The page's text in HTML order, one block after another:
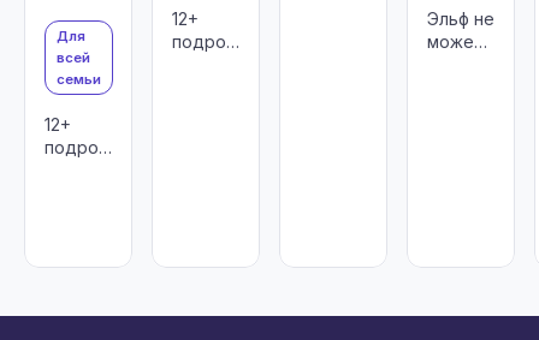
Для
всей
семьи
12+
подростки
12+
подростки
Эльф не
может